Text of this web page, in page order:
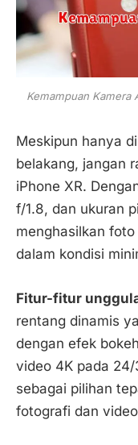
Kemampuan Kamera
Meskipun hanya
belakang, jangan
iPhone XR.
f/1.8, dan ukuran
menghasilkan
dalam kondisi
Fitur-fitur
rentang dinamis
dengan efek
video 4K pada
sebagai pilihan
fotografi dan